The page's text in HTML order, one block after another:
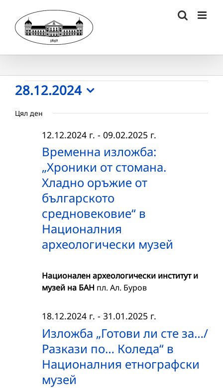
content
Събития
for
28.12.2024
28.12.2024
date.
Цял ден
Временна изложба:
„Хроники от стомана.
Хладно оръжие от
българското
средновековие“ в
Националния
археологически музей
12.12.2024 г. - 09.02.2025 г.
Национален археологически институт и
музей на БАН пл. Ал. Буров
Изложба „Готови ли сте за…/
Разкази по… Коледа“ в
Националния етнографски
музей
18.12.2024 г. - 31.01.2025 г.